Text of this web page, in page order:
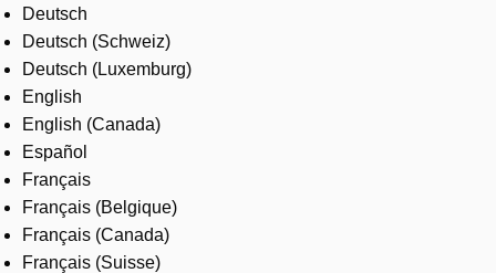
About us
Where to buy
Contact us
Careers
Deutsch
Deutsch (Schweiz)
Deutsch (Luxemburg)
English
English (Canada)
Español
Français
Français (Belgique)
Français (Canada)
Français (Suisse)